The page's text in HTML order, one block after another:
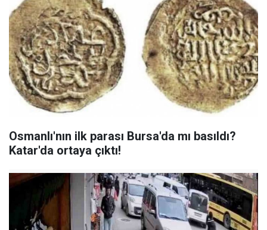
Osmanlı'nın ilk parası Bursa'da mı basıldı?
Katar'da ortaya çıktı!